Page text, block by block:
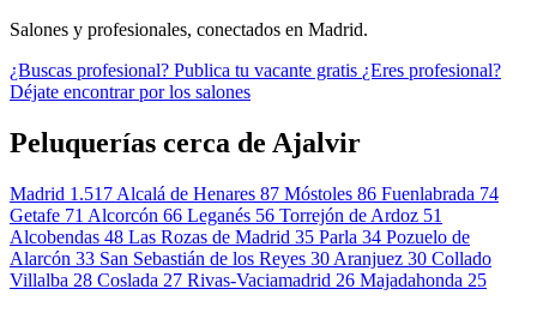
Salones y profesionales, conectados en Madrid.
¿Buscas profesional? Publica tu vacante gratis ¿Eres profesional?
Déjate encontrar por los salones
Peluquerías cerca de Ajalvir
Madrid 1.517 Alcalá de Henares 87 Móstoles 86 Fuenlabrada 74
Getafe 71 Alcorcón 66 Leganés 56 Torrejón de Ardoz 51
Alcobendas 48 Las Rozas de Madrid 35 Parla 34 Pozuelo de
Alarcón 33 San Sebastián de los Reyes 30 Aranjuez 30 Collado
Villalba 28 Coslada 27 Rivas-Vaciamadrid 26 Majadahonda 25